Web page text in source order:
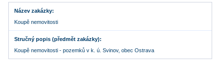
Název zakázky
Koupě nemovitosti
Stručný popis (předmět zakázky)
Koupě nemovitosti - pozemků v k. ú. Svinov, obec Ostrava